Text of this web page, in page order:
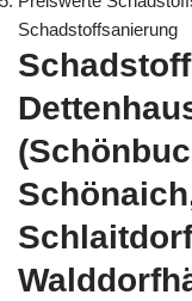
Schadstoffsanierung